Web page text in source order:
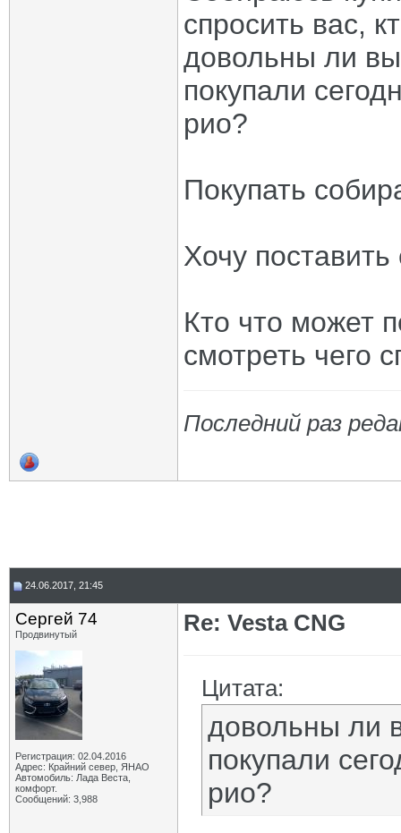
спросить вас,
довольны ли
покупали
рио?
Покупать
Хочу
Кто что может
смотреть чего
Последний раз
24.06.2017, 21:45
Сергей 74
Продвинутый
Регистрация: 02.04.2016
Адрес: Крайний север, ЯНАО
Автомобиль: Лада Веста,
комфорт.
Сообщений: 3,988
Re: Vesta CNG
Цитата:
довольны ли
покупали
рио?